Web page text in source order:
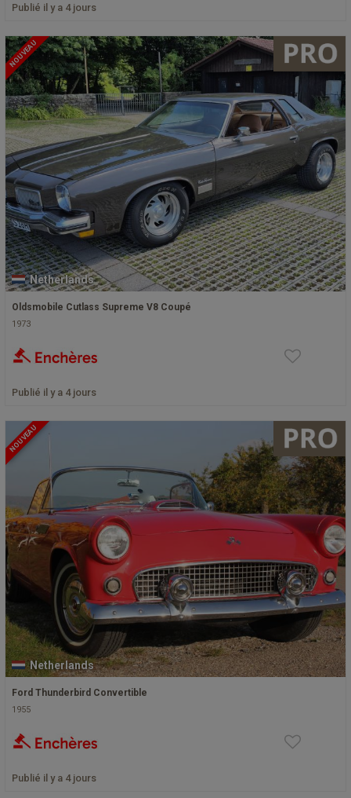
Publié il y a 4 jours
NOUVEAU
Netherlands
Oldsmobile Cutlass Supreme V8 Coupé
1973
Publié il y a 4 jours
NOUVEAU
Netherlands
Ford Thunderbird Convertible
1955
Publié il y a 4 jours